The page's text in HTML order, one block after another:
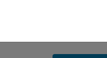
Recevez des alertes pour des
personnalisées, des articles